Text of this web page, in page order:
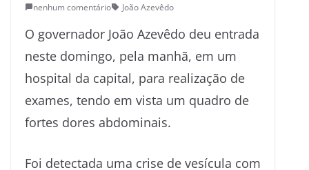
nenhum comentário
João Azevêdo
O governador João Azevêdo deu entrada
neste domingo, pela manhã, em um
hospital da capital, para realização de
exames, tendo em vista um quadro de
fortes dores abdominais.
Foi detectada uma crise de vesícula com